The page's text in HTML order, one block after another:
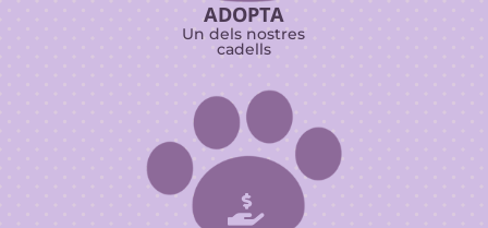
ADOPTA
Un dels nostres
cadells
